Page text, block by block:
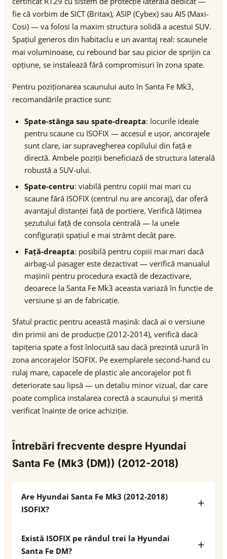
fie că vorbim de SICT (Britax), ASIP (Cybex) sau AIS (Maxi-
Cosi) — va folosi la maxim structura solidă a acestui SUV.
Spațiul generos din habitaclu e un avantaj real: scaunele
mai voluminoase, cu rebound bar sau picior de sprijin ca
opțiune, se instalează fără compromisuri în zona spate.
Pentru poziționarea scaunului auto în Santa Fe Mk3,
recomandările practice sunt:
Spate-stânga sau spate-dreapta: locurile ideale
pentru scaune cu ISOFIX — accesul e ușor, ancorajele
sunt clare, iar supravegherea copilului din față e
directă. Ambele poziții beneficiază de structura laterală
robustă a SUV-ului.
Spate-centru: viabilă pentru copiii mai mari cu
scaune fără ISOFIX (centrul nu are ancoraj), dar oferă
avantajul distanței față de portiere. Verifică lățimea
șezutului față de consola centrală — la unele
configurații spațiul e mai strâmt decât pare.
Față-dreapta: posibilă pentru copiii mai mari dacă
airbag-ul pasager este dezactivat — verifică manualul
mașinii pentru procedura exactă de dezactivare,
deoarece la Santa Fe Mk3 aceasta variază în funcție de
versiune și an de fabricație.
Sfatul practic pentru această mașină: dacă ai o versiune
din primii ani de producție (2012-2014), verifică dacă
tapițeria spate a fost înlocuită sau dacă prezintă uzură în
zona ancorajelor ISOFIX. Pe exemplarele second-hand cu
rulaj mare, capacele de plastic ale ancorajelor pot fi
deteriorate sau lipsă — un detaliu minor vizual, dar care
poate complica instalarea corectă a scaunului și merită
verificat înainte de orice achiziție.
Întrebări frecvente despre Hyundai
Santa Fe (Mk3 (DM)) (2012-2018)
Are Hyundai Santa Fe Mk3 (2012-2018)
ISOFIX?
Există ISOFIX pe rândul trei la Hyundai
Santa Fe DM?